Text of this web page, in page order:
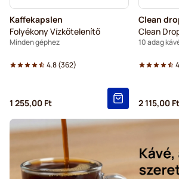
Kaffekapslen
Folyékony Vízkőtelenítő
Minden géphez
4.8(362)
1 255,00 Ft
Clean
Clean
10 adag
2 115,00 Ft